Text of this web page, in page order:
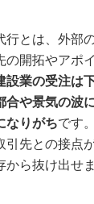
強いおすす
くん（StockSun株
NITACO
エグゼクティブ
セレブリックス
行とは、外部
の開拓やアポ
設業の受注は
合や景気の波
なりがちです
引先との接点
ら抜け出せま